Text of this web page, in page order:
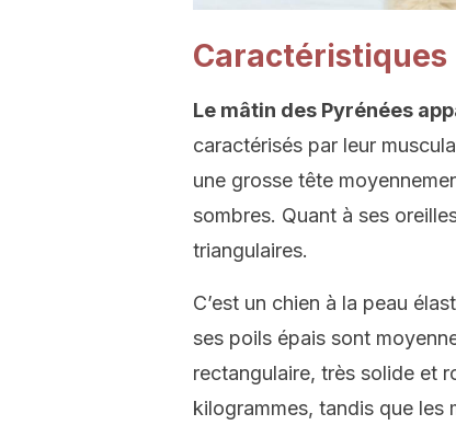
Caractéristiques
Le mâtin des Pyrénées
caractérisés par leur
une grosse tête
sombres. Quant à ses
triangulaires.
C’est un chien à la peau
ses poils épais sont
rectangulaire, très solide et
kilogrammes, tandis que les